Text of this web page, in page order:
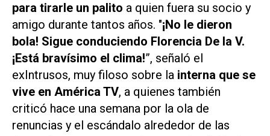
para tirarle un palito a quien fuera su socio y
amigo durante tantos años. "¡No le dieron
bola! Sigue conduciendo Florencia De la V.
¡Está bravísimo el clima!”, señaló el
exIntrusos, muy filoso sobre la interna que se
vive en América TV, a quienes también
criticó hace una semana por la ola de
renuncias y el escándalo alrededor de las